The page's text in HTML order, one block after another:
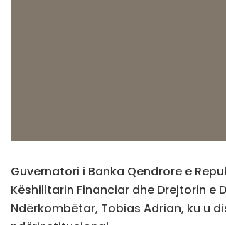
Guvernatori i Banka Qendrore e
Këshilltarin Financiar dhe Drejtorin
Ndërkombëtar, Tobias Adrian, ku u